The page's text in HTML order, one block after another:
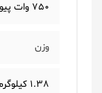
750 وات پیوسته
وزن
1.38 کیلوگرم